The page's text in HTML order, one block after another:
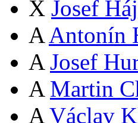
X Josef
A Antonín
A Josef
A Martin
A Václav